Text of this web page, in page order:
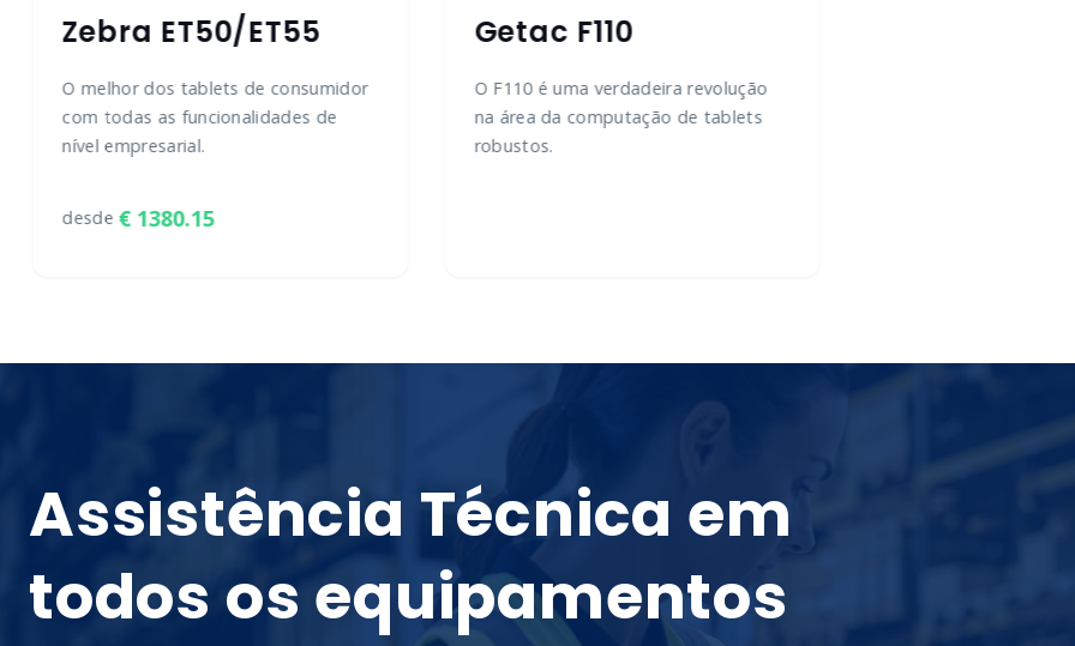
Zebra ET50/ET55
O melhor dos tablets de consumidor
com todas as funcionalidades de
nível empresarial.
desde 1380.15
Getac F110
O F110 é uma verdadeira revolução
na área da computação de tablets
robustos.
Assistência Técnica em
todos os equipamentos